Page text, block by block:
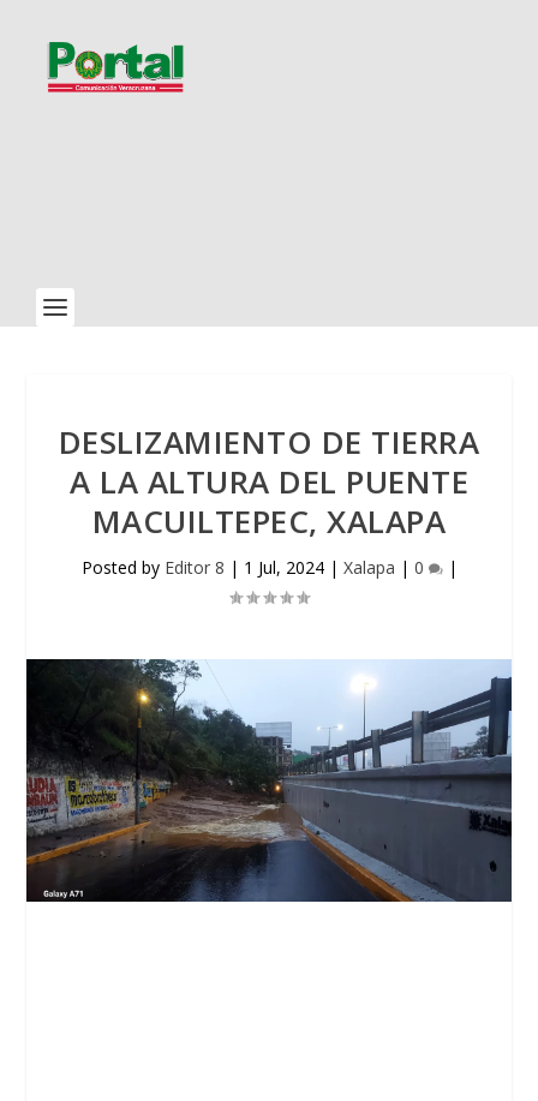
DESLIZAMIENTO DE TIERRA
A LA ALTURA DEL PUENTE
MACUILTEPEC, XALAPA
Posted by Editor 8 | 1 Jul, 2024| Xalapa | 0 |